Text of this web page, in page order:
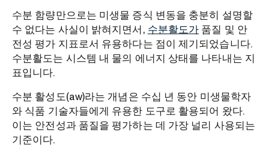
수분 함량만으로는 미생물 증식 변동을 충분히 설명할
수 없다는 사실이 밝혀지면서, 수분활도가 품질 및 안
전성 평가 지표로서 유용하다는 점이 제기되었습니다.
수분활도는 시스템 내 물의 에너지 상태를 나타내는 지
표입니다.
수분 활성도(aw)라는 개념은 수십 년 동안 미생물학자
와 식품 기술자들에게 유용한 도구로 활용되어 왔다.
이는 안전성과 품질을 평가하는 데 가장 널리 사용되는
기준이다.